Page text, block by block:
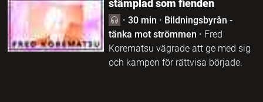
stämplad som fienden
· 30 min · Bildningsbyrån -
tänka mot strömmen · Fred
Korematsu vägrade att ge med sig
och kampen för rättvisa började.